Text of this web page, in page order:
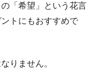
「希望」という花言
トにもおすすめで
りません。